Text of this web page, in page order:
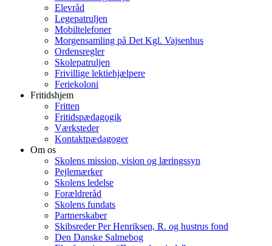
Elevråd
Legepatruljen
Mobiltelefoner
Morgensamling på Det Kgl. Vajsenhus
Ordensregler
Skolepatruljen
Frivillige lektiehjælpere
Feriekoloni
Fritidshjem
Fritten
Fritidspædagogik
Værksteder
Kontaktpædagoger
Om os
Skolens mission, vision og læringssyn
Pejlemærker
Skolens ledelse
Forældreråd
Skolens fundats
Partnerskaber
Skibsreder Per Henriksen, R. og hustrus fond
Den Danske Salmebog